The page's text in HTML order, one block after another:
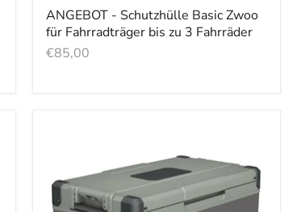
ANGEBOT - Schutzhülle Basic Zwoo
für Fahrradträger bis zu 3 Fahrräder
€85,00